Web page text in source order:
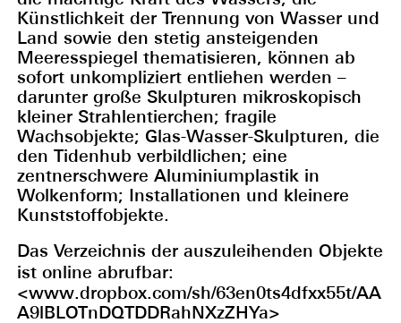
Künstlichkeit der Trennung von Wasser und
Land sowie den stetig ansteigenden
Meeresspiegel thematisieren, können ab
sofort unkompliziert entliehen werden –
darunter große Skulpturen mikroskopisch
kleiner Strahlentierchen; fragile
Wachsobjekte; Glas-Wasser-Skulpturen, die
den Tidenhub verbildlichen; eine
zentnerschwere Aluminiumplastik in
Wolkenform; Installationen und kleinere
Kunststoffobjekte.
Das Verzeichnis der auszuleihenden Objekte
ist online abrufbar:
<www.dropbox.com/sh/63en0ts4dfxx55t/AA
A9lBLOTnDQTDDRahNXzZHYa>